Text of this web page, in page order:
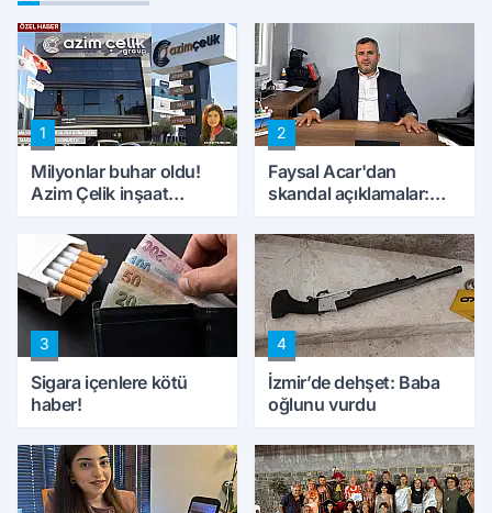
1
Milyonlar buhar oldu!
Azim Çelik inşaat
konuştu
2
Faysal Acar'dan
skandal açıklamalar:
peynircilerimizi de
kıskaca aldı, müdahale
ettik'
3
Sigara içenlere kötü
haber!
4
İzmir’de dehşet: Baba
oğlunu vurdu